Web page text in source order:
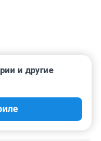
и другие